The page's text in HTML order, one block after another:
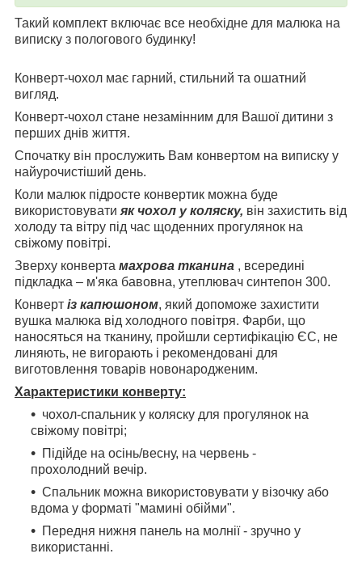
Такий комплект включає все необхідне для малюка на
виписку з пологового будинку!
Конверт-чохол має гарний, стильний та ошатний
вигляд.
Конверт-чохол стане незамінним для Вашої дитини з
перших днів життя.
Спочатку він прослужить Вам конвертом на виписку у
найурочистіший день.
Коли малюк підросте конвертик можна буде
використовувати як чохол у коляску, він захистить від
холоду та вітру під час щоденних прогулянок на
свіжому повітрі.
Зверху конверта махрова тканина , всередині
підкладка – м'яка бавовна, утеплювач синтепон 300.
Конверт із капюшоном, який допоможе захистити
вушка малюка від холодного повітря. Фарби, що
наносяться на тканину, пройшли сертифікацію ЄС, не
линяють, не вигорають і рекомендовані для
виготовлення товарів новонародженим.
Характеристики конверту:
чохол-спальник у коляску для прогулянок на
свіжому повітрі;
Підійде на осінь/весну, на червень -
прохолодний вечір.
Спальник можна використовувати у візочку або
вдома у форматі "мамині обійми".
Передня нижня панель на молнії - зручно у
використанні.